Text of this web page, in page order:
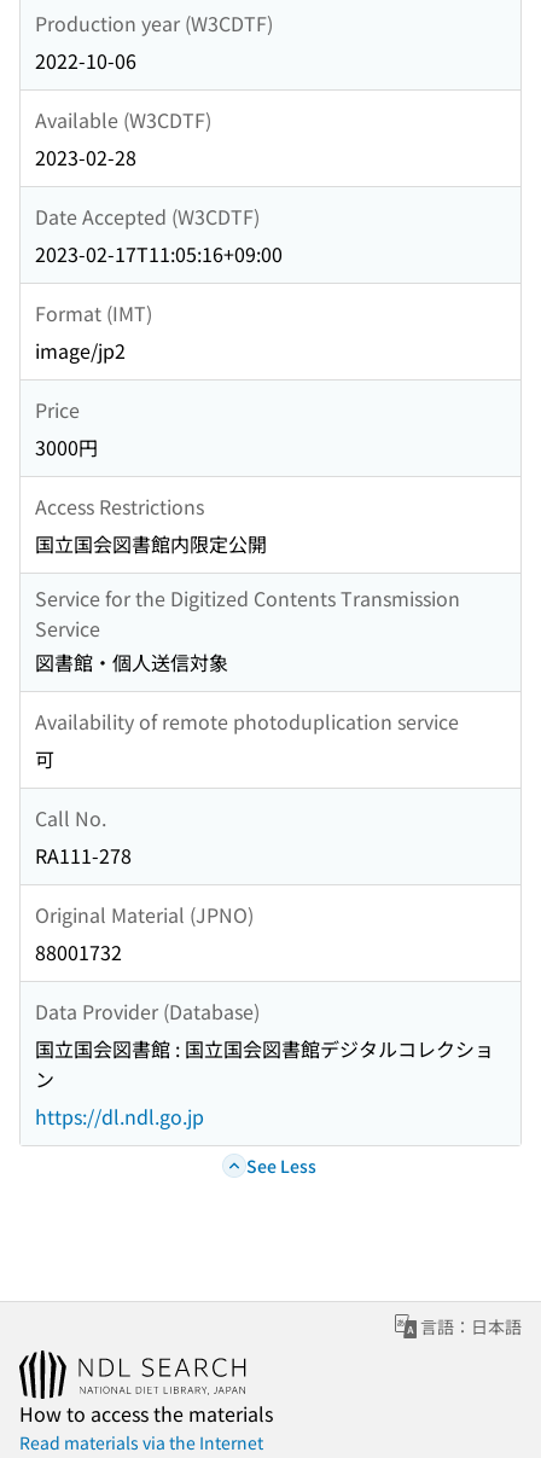
Production year (W3CDTF)
2022-10-06
Available (W3CDTF)
2023-02-28
Date Accepted (W3CDTF)
2023-02-17T11:05:16+09:00
Format (IMT)
image/jp2
Price
3000円
Access Restrictions
国立国会図書館内限定公開
Service for the Digitized Contents Transmission
Service
図書館・個人送信対象
Availability of remote photoduplication service
可
Call No.
RA111-278
Original Material (JPNO)
88001732
Data Provider (Database)
国立国会図書館 : 国立国会図書館デジタルコレクショ
ン
https://dl.ndl.go.jp
See Less
言語：日本語
How to access the materials
Read materials via the Internet